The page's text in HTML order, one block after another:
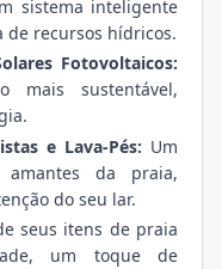
sistema inteligente
recursos hídricos.
Fotovoltaicos:
mais sustentável,
e Lava-Pés: Um
da praia,
do seu lar.
seus itens de praia
um toque de